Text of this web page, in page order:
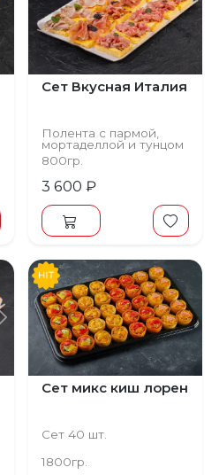
Сет Вкусная Италия
Полента с пармой,
мортаделлой и тунцом
Гастрономическая
закуска
800гр.
3 600 ₽
Следующий
Сет микс киш лорен
Сет 40 шт.
1800гр.